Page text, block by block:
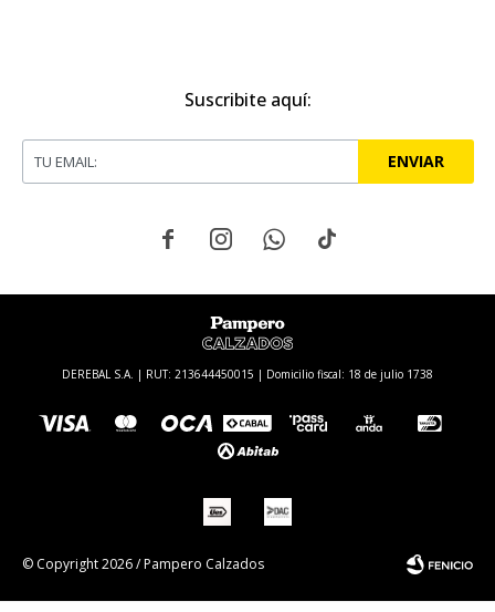
Suscribite aquí:
ENVIAR
   
DEREBAL S.A. | RUT: 213644450015 | Domicilio fiscal: 18 de julio 1738
© Copyright 2026 / Pampero Calzados